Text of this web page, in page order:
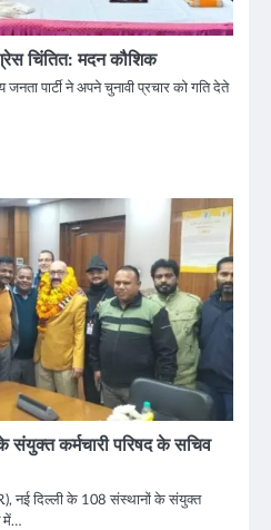
चिंतित: मदन कौशिक
पार्टी ने अपने चुनावी प्रचार को गति देते
कर्मचारी परिषद के सचिव
नई दिल्ली के 108 संस्थानों के संयुक्त
में…